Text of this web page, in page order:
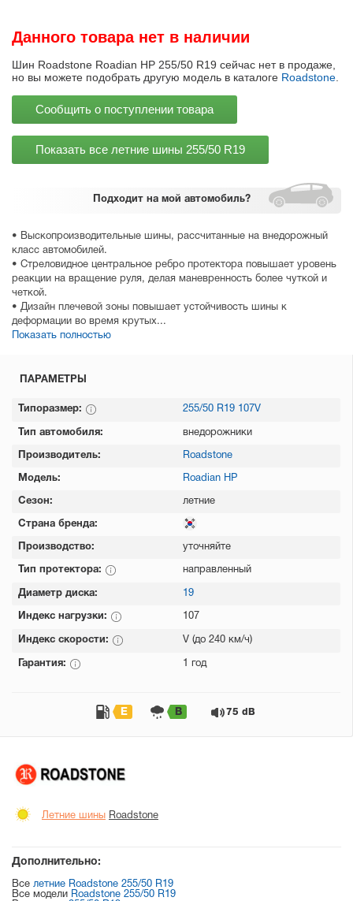
Подходит на мой автомобиль?
• Выскопроизводительные шины, рассчитанные на внедорожный
класс автомобилей.
• Стреловидное центральное ребро протектора повышает уровень
реакции на вращение руля, делая маневренность более чуткой и
четкой.
• Дизайн плечевой зоны повышает устойчивость шины к
деформации во время крутых...
Показать полностью
Данного товара нет в наличии
Шин Roadstone Roadian HP 255/50 R19 сейчас нет в продаже,
но вы можете подобрать другую модель в каталоге Roadstone
Сообщить о поступлении товара
Показать все летние шины 255/50 R19
ПАРАМЕТРЫ
Типоразмер: 255/50 R19 107V
Тип автомобиля: внедорожники
Производитель: Roadstone
Модель: Roadian HP
Сезон: летние
Страна бренда:
Производство: уточняйте
Тип протектора: направленный
Диаметр диска: 19
Индекс нагрузки: 107
Индекс скорости: V (до 240 км/ч)
Гарантия: 1 год
E B 75 dB
Летние шины Roadstone
Дополнительно:
Все летние Roadstone 255/50 R19
Все модели Roadstone 255/50 R19